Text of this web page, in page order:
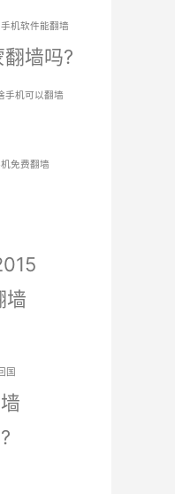
机软件能翻墙
墙吗?
手机可以翻墙
免费翻墙
墙
国